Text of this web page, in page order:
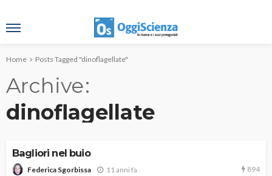
Home Posts Tagged "dinoflagellate"
Archive
dinoflagellate
Bagliori nel buio
Federica Sgorbissa 11 anni fa 894